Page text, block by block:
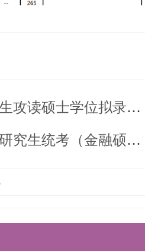
学院硕士研究生统
节约时间，提高上
士学位拟录取名单公示
会计硕士、审计硕士）复试细则